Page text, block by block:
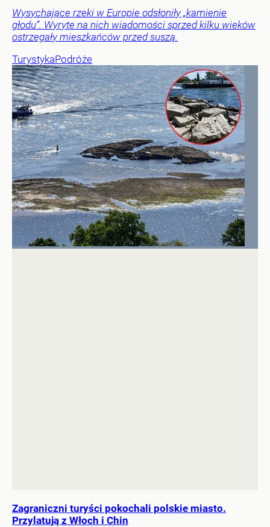
Wysychające rzeki w Europie odsłoniły „kamienie
głodu”. Wyryte na nich wiadomości sprzed kilku wieków
ostrzegały mieszkańców przed suszą.
TurystykaPodróże
Zagraniczni turyści pokochali polskie miasto.
Przylatują z Włoch i Chin